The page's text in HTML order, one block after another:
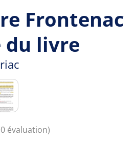
Frontenac
du livre
évaluation)